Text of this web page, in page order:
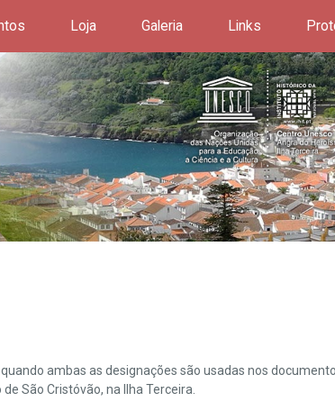
Loja Galeria Links
ambas as designações são usadas nos
São Cristóvão, na Ilha Terceira.